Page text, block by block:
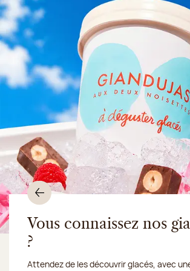
Vous connaissez nos
?
Attendez de les découvrir glacés, avec
Du 10 au 16 août 2026, notre atelier
Précédent